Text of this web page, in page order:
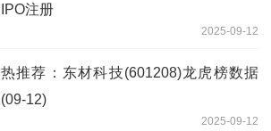
IPO注册
2025-09-12
热推荐：东材科技(601208)龙虎榜数据
(09-12)
2025-09-12